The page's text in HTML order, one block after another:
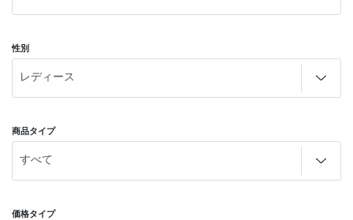
性別
商品タイプ
価格タイプ